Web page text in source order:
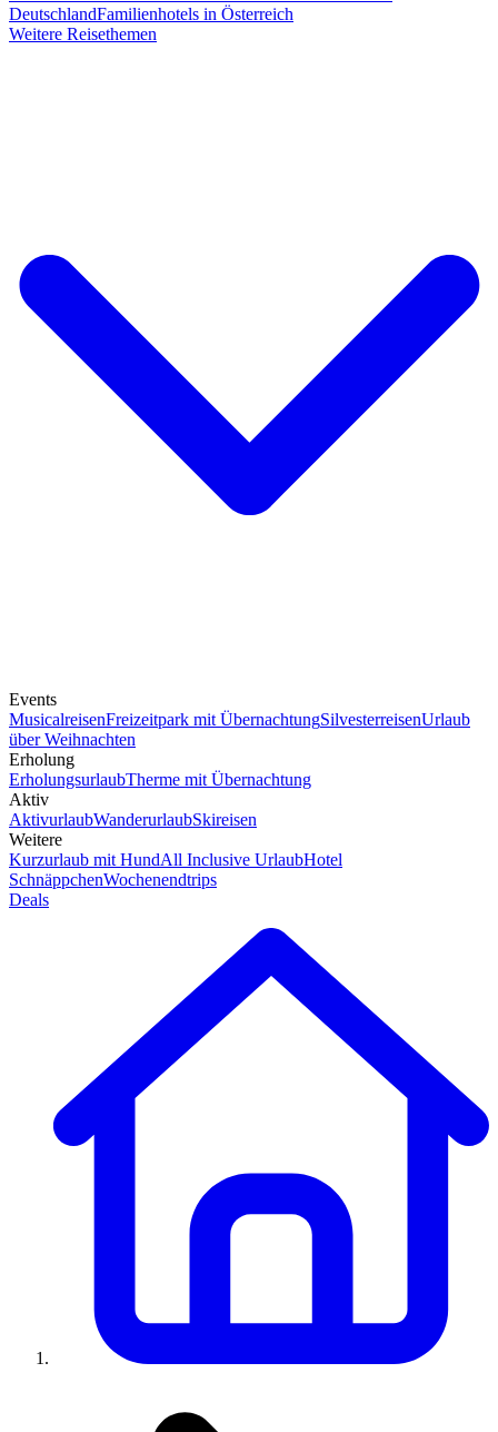
DeutschlandFamilienhotels in Österreich
Weitere Reisethemen
Events
MusicalreisenFreizeitpark mit ÜbernachtungSilvesterreisenUrlaub
über Weihnachten
Erholung
ErholungsurlaubTherme mit Übernachtung
Aktiv
AktivurlaubWanderurlaubSkireisen
Weitere
Kurzurlaub mit HundAll Inclusive UrlaubHotel
SchnäppchenWochenendtrips
Deals